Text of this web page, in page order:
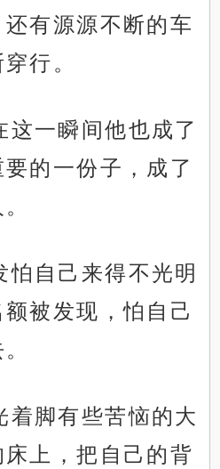
有源源不断的车
行。
一瞬间他也成了
的一份子，成了
怕自己来得不光明
被发现，怕自己
着脚有些苦恼的大
上，把自己的背